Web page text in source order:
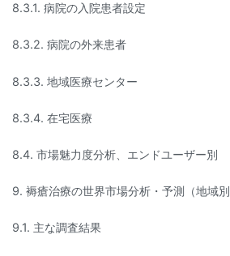
8.3.1. 病院の入院患者設定
8.3.2. 病院の外来患者
8.3.3. 地域医療センター
8.3.4. 在宅医療
8.4. 市場魅力度分析、エンドユーザー別
9. 褥瘡治療の世界市場分析・予測（地域別
9.1. 主な調査結果